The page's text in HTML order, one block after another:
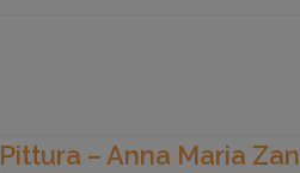
Pittura – Anna Maria